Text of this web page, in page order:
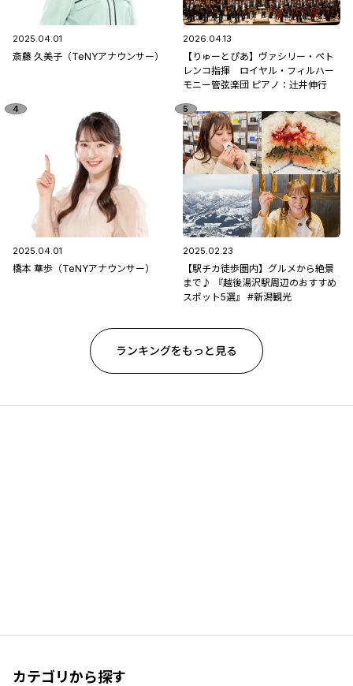
2025.04.01
斎藤 久美子（TeNYアナウンサー）
2026.04.13
【りゅーとぴあ】ヴァシリー・ペト
レンコ指揮 ロイヤル・フィルハー
モニー管弦楽団 ピアノ：辻󠄀井伸行
2025.04.01
橋本 華歩（TeNYアナウンサー）
2025.02.23
【駅チカ徒歩圏内】グルメから絶景
まで♪ 『越後湯沢駅周辺のおすすめ
スポット5選』 #新潟観光
ランキングをもっと見る
カテゴリから探す